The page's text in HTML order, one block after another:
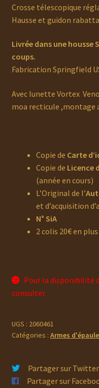
Crosse télescopique
Hausse et guidon
Livrée dans une housse
coups.
Fabrication Springfield
Avec lunette Vortex
moa recticule ,montage
Copie de Carte
Copie de Licence
(année en cours)
L’Original de l’
et d’acquisition
N° SiA
2 colis 20€ en plus
Pour la disponibilité
consulter.
UGS : 2060461
Catégories : Armes
Partager sur Twitter
Partager sur